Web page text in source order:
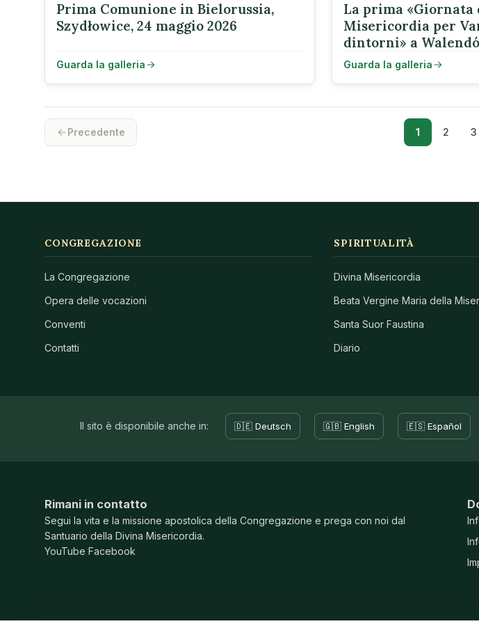
Prima Comunione in Bielorussia,
Szydłowice, 24 maggio 2026
Guarda la galleria
La prima «Giornata
Misericordia per
dintorni» a
2026
Guarda la galleria
Precedente 1 2 3
CONGREGAZIONE
La Congregazione
Opera delle vocazioni
Conventi
Contatti
SPIRITUALITÀ
Divina Misericordia
Beata Vergine Maria della
Santa Suor Faustina
Diario
Il sito è disponibile anche in: 🇩🇪 Deutsch 🇬🇧 English 🇪🇸 Español
Rimani in contatto
Segui la vita e la missione apostolica della Congregazione e prega con noi dal
Santuario della Divina Misericordia.
YouTube Facebook